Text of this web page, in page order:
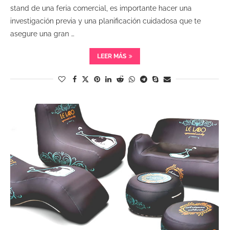
stand de una feria comercial, es importante hacer una
investigación previa y una planificación cuidadosa que te
asegure una gran …
LEER MÁS